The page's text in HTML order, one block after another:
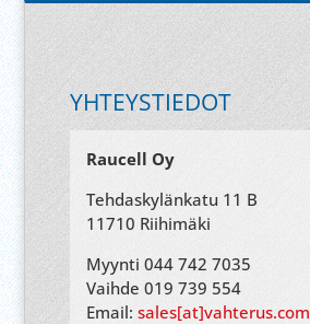
YHTEYSTIEDOT
Raucell Oy
Tehdaskylänkatu 11 B
11710 Riihimäki
Myynti 044 742 7035
Vaihde 019 739 554
Email: sales[at]vahterus.com